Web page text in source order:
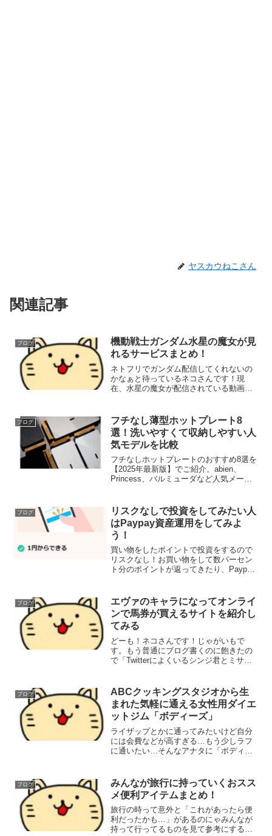
ヤスカウねこさん
関連記事
ブログ
機動戦士ガンダム水星の魔女が見
れるサービスまとめ！
ネトフリでガンダム配信してくれないの
かなぁと待っているネコさんです！現
在、水星の魔女が配信されている動画サ
は参考にしてみてね！Hulu（フール―）
Hulu公式サイトHu...
ブログ
フチなし薄型ホットプレート8
選！洗いやすくて収納しやすい人
気モデルを比較
フチなしホットプレートのおすすめ8選を
【2025年最新版】でご紹介。abien、
Princess、バルミューダなど人気メーカ
ホットプレートの選び方やメリット・デ
メリットも解説します。
ブログ
リスクなしで投資をしてみたい人
はPaypay資産運用をしてみよ
う！
買い物をしたポイントで投資をするので
リスクなし！お買い物をして数パーセン
ト分のポイントが返ってきたり、Paypay
ジもないのにゃ♪Paypayを使えるように
してれば口座...
ブログ
エヴァのキャラになってオンライ
ンで馬券が買えるサイトを紹介し
てみる
どーも！ネコさんです！じゃがいもで
す。もう普通にブログ書くのに飽きたの
で「Twitterによくいるシンジ君とミサト
てみるよ！ちなみに何でこんなことをし
てみたのかというと...
ブログ
ABCクッキングスタジオから生
まれた気軽に通える女性用ダイエ
ットジム「ボディーズ」
ライザップとかに通ってみたいけど自分
には会費などが高すぎる…もう少しラフ
に通いたい…そんなアナタに「ボディー
「ABCクッキングスタジオ」から生まれ
たダイエットジム！ABC...
ブログ
みんなが旅行に持っていくおスス
メ便利アイテムまとめ！
旅行の時って意外と「これがあったら便
利だったかも…」があるのにゃみんなが
持って行ってるものを見て参考にするの